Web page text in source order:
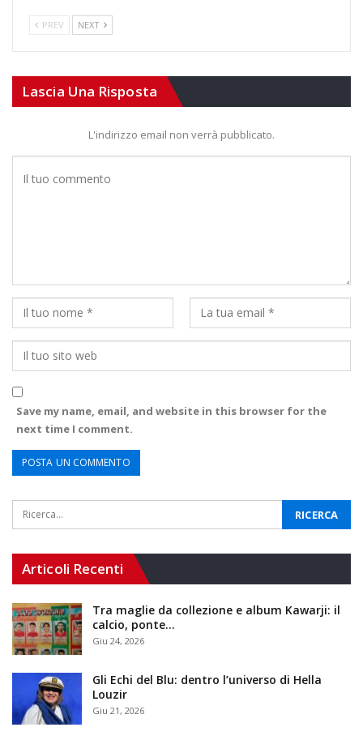
PREV NEXT
Lascia Una Risposta
L'indirizzo email non verrà pubblicato.
Save my name, email, and website in this browser for the
next time I comment.
Articoli Recenti
Tra maglie da collezione e album Kawarji: il
calcio, ponte…
Giu 24, 2026
Gli Echi del Blu: dentro l’universo di Hella
Louzir
Giu 21, 2026